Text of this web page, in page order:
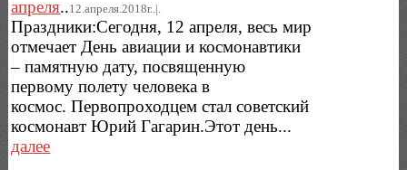
апреля..12.апреля.2018г..|.
Праздники:Сегодня, 12 апреля, весь мир
отмечает День авиации и космонавтики
– памятную дату, посвященную
первому полету человека в
космос. Первопроходцем стал советский
космонавт Юрий Гагарин.Этот день...
далее